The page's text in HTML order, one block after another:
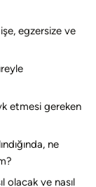
egzersize ve
etmesi gereken
ne
olacak ve nasıl